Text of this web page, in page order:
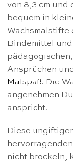
von 8,3 cm und
bequem in
Wachsmalstifte
Bindemittel
Ansprüchen
Malspaß. Die
angenehmen
anspricht.
Diese
nicht bröckeln,